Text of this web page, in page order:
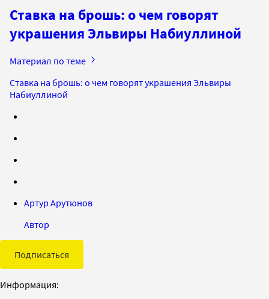
Ставка на брошь: о чем говорят
украшения Эльвиры Набиуллиной
Материал по теме
Ставка на брошь: о чем говорят украшения Эльвиры
Набиуллиной
Артур Арутюнов
Автор
Подписаться
Информация: